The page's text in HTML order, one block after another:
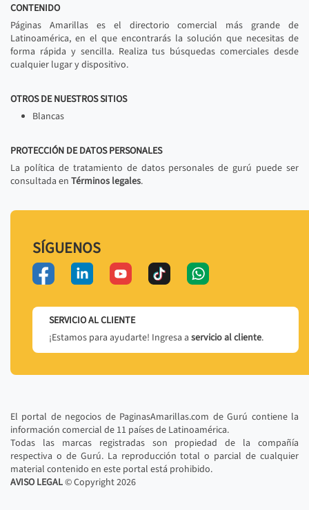
CONTENIDO
Páginas Amarillas es el directorio comercial más grande de
Latinoamérica, en el que encontrarás la solución que necesitas de
forma rápida y sencilla. Realiza tus búsquedas comerciales desde
cualquier lugar y dispositivo.
OTROS DE NUESTROS SITIOS
Blancas
PROTECCIÓN DE DATOS PERSONALES
La política de tratamiento de datos personales de gurú puede ser
consultada en Términos legales.
SÍGUENOS
SERVICIO AL CLIENTE
¡Estamos para ayudarte! Ingresa a servicio al cliente.
El portal de negocios de PaginasAmarillas.com de Gurú contiene la
información comercial de 11 países de Latinoamérica.
Todas las marcas registradas son propiedad de la compañía
respectiva o de Gurú. La reproducción total o parcial de cualquier
material contenido en este portal está prohibido.
AVISO LEGAL© Copyright2026